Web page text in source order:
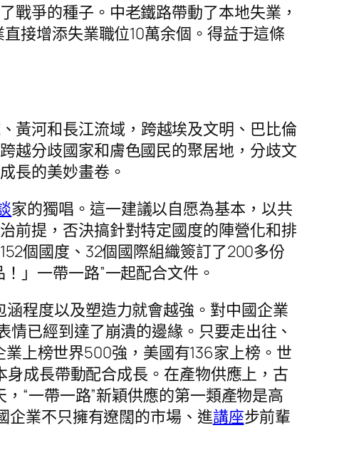
戰爭的種子。中老鐵路帶動了本地失業，
接增添失業職位10萬余個。得益于這條
黃河和長江流域，跨越埃及文明、巴比倫
越分歧國家和膚色國民的聚居地，分歧文
長的美妙畫卷。
家的獨唱。這一建議以自愿為基本，以共
前提，否決搞針對特定國度的陣營化和排
個國度、32個國際組織簽訂了200多份
」一帶一路”一起配合文件。
涵程度以及塑造力就會越強。對中國企業
已經到達了崩潰的邊緣。只要走出往、
上榜世界500強，美國有136家上榜。世
成長帶動配合成長。在產物供應上，古
“一帶一路”新穎供應的第一類產物是高
企業不只擁有遼闊的市場、進講座步前輩